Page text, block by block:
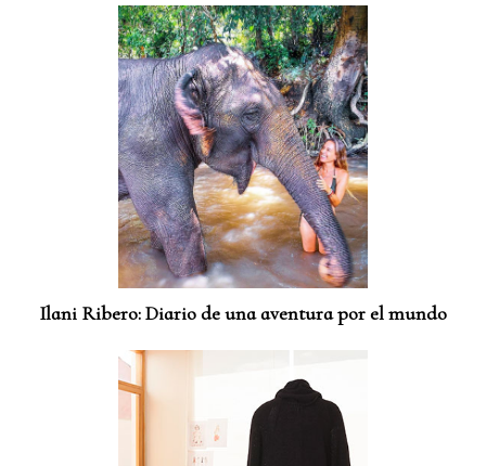
Ilani Ribero: Diario de una aventura por el mundo